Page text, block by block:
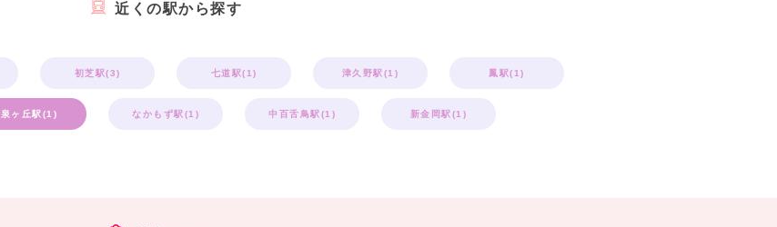
近くの駅から探す
初芝駅(3) 七道駅(1) 津久野駅(1) 鳳駅(1)
泉ヶ丘駅(1) なかもず駅(1) 中百舌鳥駅(1) 新金岡駅(1)